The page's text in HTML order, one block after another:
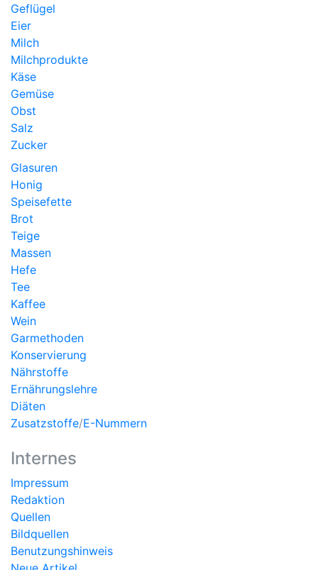
Geflügel
Eier
Milch
Milchprodukte
Käse
Gemüse
Obst
Salz
Zucker
Glasuren
Honig
Speisefette
Brot
Teige
Massen
Hefe
Tee
Kaffee
Wein
Garmethoden
Konservierung
Nährstoffe
Ernährungslehre
Diäten
Zusatzstoffe/E-Nummern
Internes
Impressum
Redaktion
Quellen
Bildquellen
Benutzungshinweis